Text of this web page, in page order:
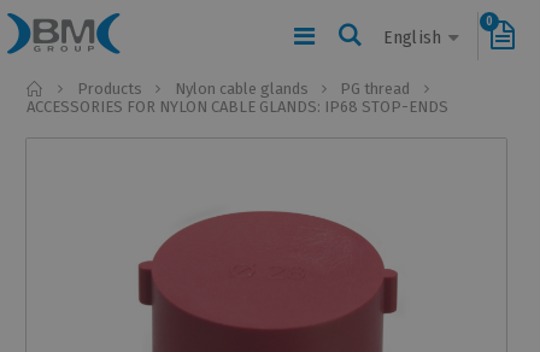
English
0
Home
Products Nylon cable glands
PG thread
ACCESSORIES FOR NYLON CABLE GLANDS: IP68 STOP-ENDS